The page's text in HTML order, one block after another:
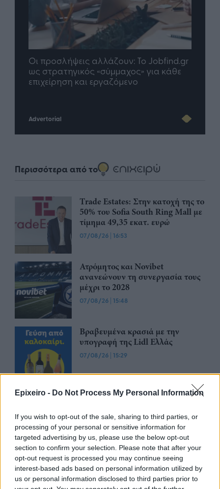
Epixeiro - Do Not Process My Personal Information
If you wish to opt-out of the sale, sharing to third parties, or
processing of your personal or sensitive information for
targeted advertising by us, please use the below opt-out
section to confirm your selection. Please note that after your
opt-out request is processed you may continue seeing
interest-based ads based on personal information utilized by
us or personal information disclosed to third parties prior to
TP Greece: Πώς διαμορφώνεται το
μέλλον του Insurance στην εποχή του AI
Advertorial
Περισσότερα από το
Trade Estates: Στην κατοχή της το
50% του Sofia South Ring Mall με
τίμημα 49,35 εκατ. ευρώ
07/08/26 | 16:53
Ατρόμητος και Novibet
ανανεώνουν τη συνεργασία τους
μέχρι το 2028
07/08/26 | 15:48
Βραβευμένα κρασιά με την
υπογραφή της Lidl Ελλάς
07/08/26 | 15:29
CSG: Διψήφια αύξηση εσόδων
συμβάσεων το πρώτο εξάμηνο
του 2026
07/08/26|12:09
Apollo Global Management:
Εξαγοράζει την EasyJet έναντι 7,7
δισ. δολαρίων - Η δήλωση του Sir